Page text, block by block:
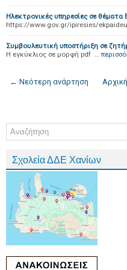
Ηλεκτρονικές υπηρεσίες σε
https://www.gov.gr/ipiresies/
Συμβουλευτική υποστήριξη σε
Η εγκύκλιος σε μορφή pdf …
← Νεότερη ανάρτηση
Σχολεία ΔΔΕ Χανίων